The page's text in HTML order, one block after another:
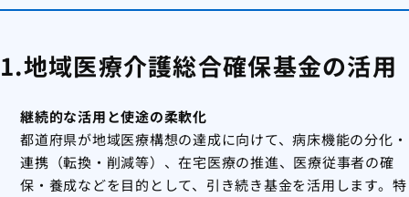
1.地域医療介護総合確保基金の活用
継続的な活用と使途の柔軟化
都道府県が地域医療構想の達成に向けて、病床機能の分化・
連携（転換・削減等）、在宅医療の推進、医療従事者の確
保・養成などを目的として、引き続き基金を活用します。特